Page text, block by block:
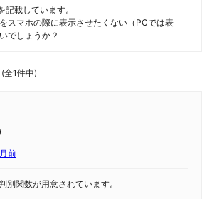
載しています。
スマホの際に表示させたくない（PCでは表
でしょうか？
全1件中)
前
別関数が用意されています。